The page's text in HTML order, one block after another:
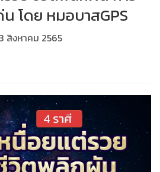
โดย หมอบาสGPS
สิงหาคม 2565